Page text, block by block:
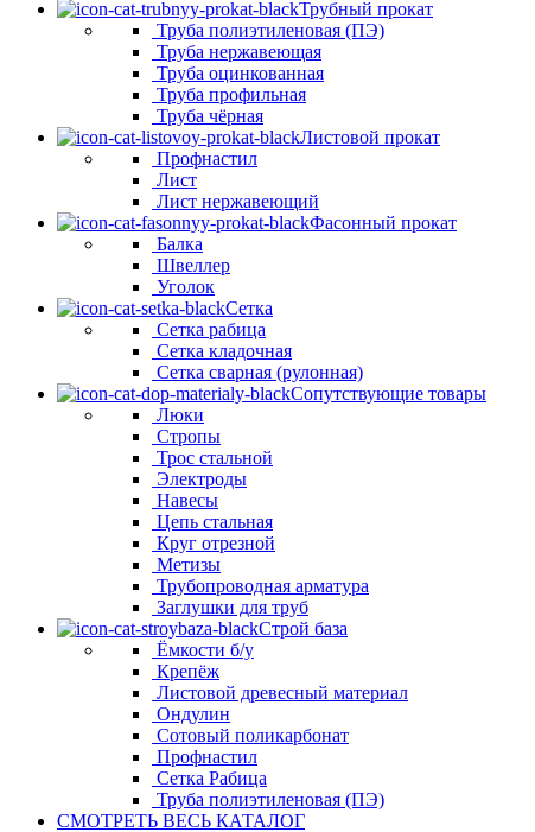
Трубный прокат
Труба полиэтиленовая (ПЭ)
Труба нержавеющая
Труба оцинкованная
Труба профильная
Труба чёрная
Листовой прокат
Профнастил
Лист
Лист нержавеющий
Фасонный прокат
Балка
Швеллер
Уголок
Сетка
Сетка рабица
Сетка кладочная
Сетка сварная (рулонная)
Сопутствующие товары
Люки
Стропы
Трос стальной
Электроды
Навесы
Цепь стальная
Круг отрезной
Метизы
Трубопроводная арматура
Заглушки для труб
Строй база
Ёмкости б/у
Крепёж
Листовой древесный материал
Ондулин
Сотовый поликарбонат
Профнастил
Сетка Рабица
Труба полиэтиленовая (ПЭ)
СМОТРЕТЬ ВЕСЬ КАТАЛОГ